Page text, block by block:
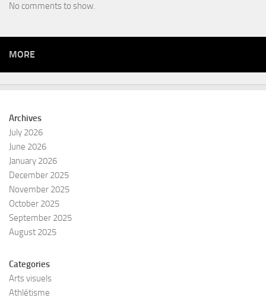
No comments to show.
MORE
Archives
July 2026
June 2026
January 2026
December 2025
November 2025
October 2025
September 2025
August 2025
Categories
Arts visuels
Athlétisme